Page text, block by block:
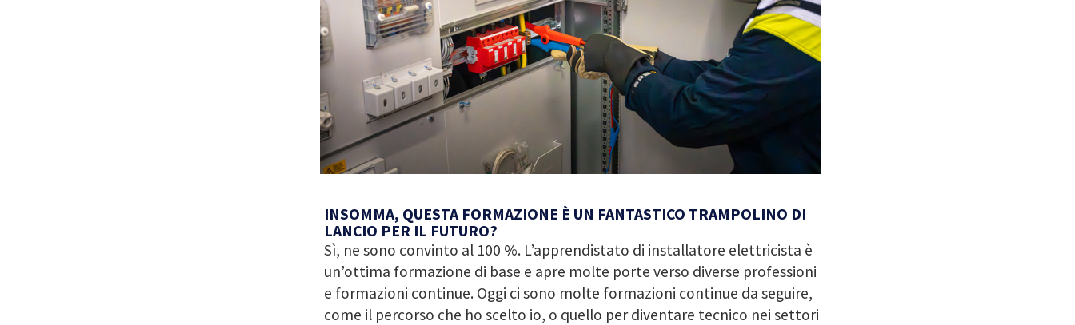
INSOMMA, QUESTA FORMAZIONE È UN FANTASTICO TRAMPOLINO DI
LANCIO PER IL FUTURO?
Sì, ne sono convinto al 100 %. L’apprendistato di installatore elettricista è
un’ottima formazione di base e apre molte porte verso diverse professioni
e formazioni continue. Oggi ci sono molte formazioni continue da seguire,
come il percorso che ho scelto io, o quello per diventare tecnico nei settori